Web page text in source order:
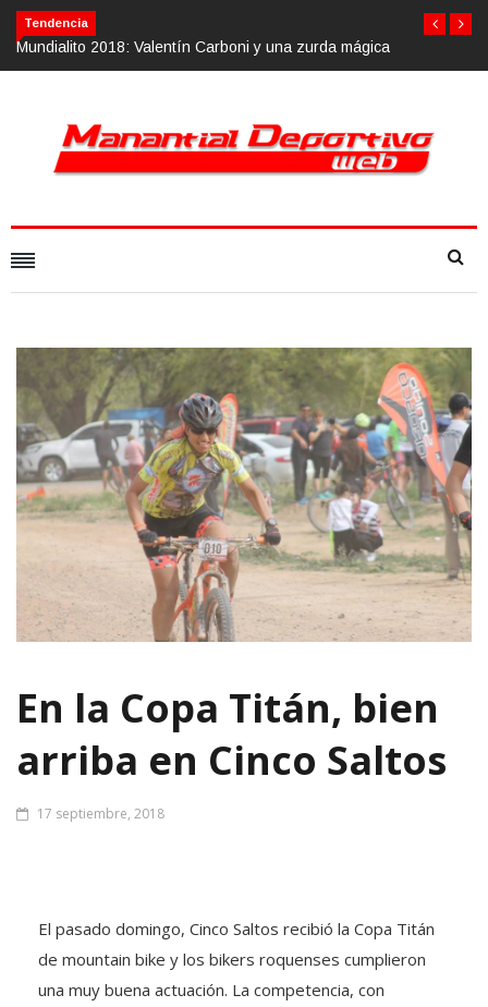
Tendencia
En la Copa Titán, bien
arriba en Cinco Saltos
de mountain bike y los bikers roquenses cumplieron
una muy buena actuación. La competencia, con
recorridos de 27 y 54 kilómetros, tuvo el